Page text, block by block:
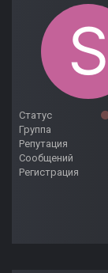
Статус
Группа
Репутация
Сообщений
Регистрация